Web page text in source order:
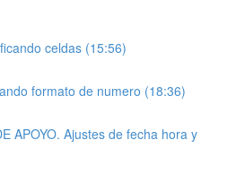
celdas (15:56)
formato de numero (18:36)
APOYO. Ajustes de fecha hora y